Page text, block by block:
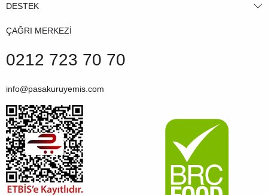
DESTEK
ÇAĞRI MERKEZİ
0212 723 70 70
info@pasakuruyemis.com